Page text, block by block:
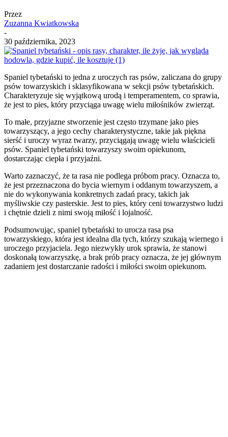
Przez
Zuzanna Kwiatkowska
-
30 października, 2023
Spaniel tybetański to jedna z uroczych ras psów, zaliczana do grupy
psów towarzyskich i sklasyfikowana w sekcji psów tybetańskich.
Charakteryzuje się wyjątkową urodą i temperamentem, co sprawia,
że jest to pies, który przyciąga uwagę wielu miłośników zwierząt.
To małe, przyjazne stworzenie jest często trzymane jako pies
towarzyszący, a jego cechy charakterystyczne, takie jak piękna
sierść i uroczy wyraz twarzy, przyciągają uwagę wielu właścicieli
psów. Spaniel tybetański towarzyszy swoim opiekunom,
dostarczając ciepła i przyjaźni.
Warto zaznaczyć, że ta rasa nie podlega próbom pracy. Oznacza to,
że jest przeznaczona do bycia wiernym i oddanym towarzyszem, a
nie do wykonywania konkretnych zadań pracy, takich jak
myśliwskie czy pasterskie. Jest to pies, który ceni towarzystwo ludzi
i chętnie dzieli z nimi swoją miłość i lojalność.
Podsumowując, spaniel tybetański to urocza rasa psa
towarzyskiego, która jest idealna dla tych, którzy szukają wiernego i
uroczego przyjaciela. Jego niezwykły urok sprawia, że stanowi
doskonałą towarzyszkę, a brak prób pracy oznacza, że jej głównym
zadaniem jest dostarczanie radości i miłości swoim opiekunom.